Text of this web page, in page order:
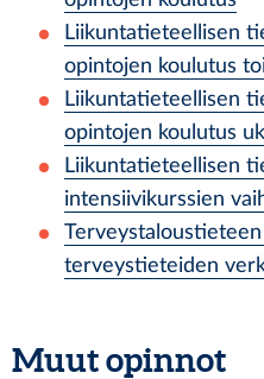
Liikuntatieteellisen
opintojen koulutus
Liikuntatieteellisen
opintojen koulutus
Liikuntatieteellisen
intensiivikurssien
terveystieteiden
Muut opinnot